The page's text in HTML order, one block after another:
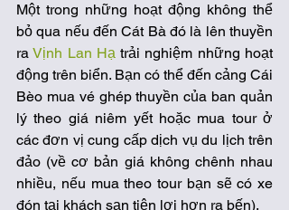
Một trong những hoạt động không thể
bỏ qua nếu đến Cát Bà đó là lên thuyền
ra Vịnh Lan Hạ trải nghiệm những hoạt
động trên biển. Bạn có thể đến cảng Cái
Bèo mua vé ghép thuyền của ban quản
lý theo giá niêm yết hoặc mua tour ở
các đơn vị cung cấp dịch vụ du lịch trên
đảo (về cơ bản giá không chênh nhau
nhiều, nếu mua theo tour bạn sẽ có xe
đón tại khách sạn tiện lợi hơn ra bến).